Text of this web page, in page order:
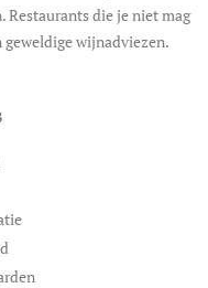
die je niet mag
wijnadviezen.